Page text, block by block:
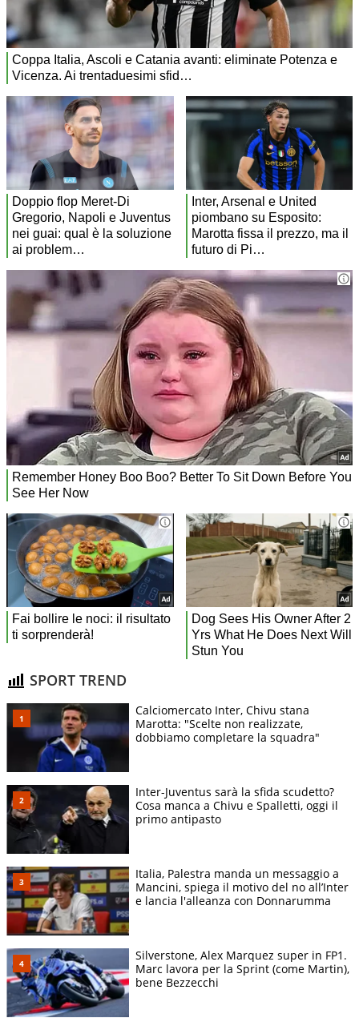
SPORT TREND
Calciomercato Inter, Chivu stana
Marotta: "Scelte non realizzate,
dobbiamo completare la squadra"
Inter-Juventus sarà la sfida scudetto?
Cosa manca a Chivu e Spalletti, oggi il
primo antipasto
Italia, Palestra manda un messaggio a
Mancini, spiega il motivo del no all’Inter
e lancia l'alleanza con Donnarumma
Silverstone, Alex Marquez super in FP1.
Marc lavora per la Sprint (come Martin),
bene Bezzecchi